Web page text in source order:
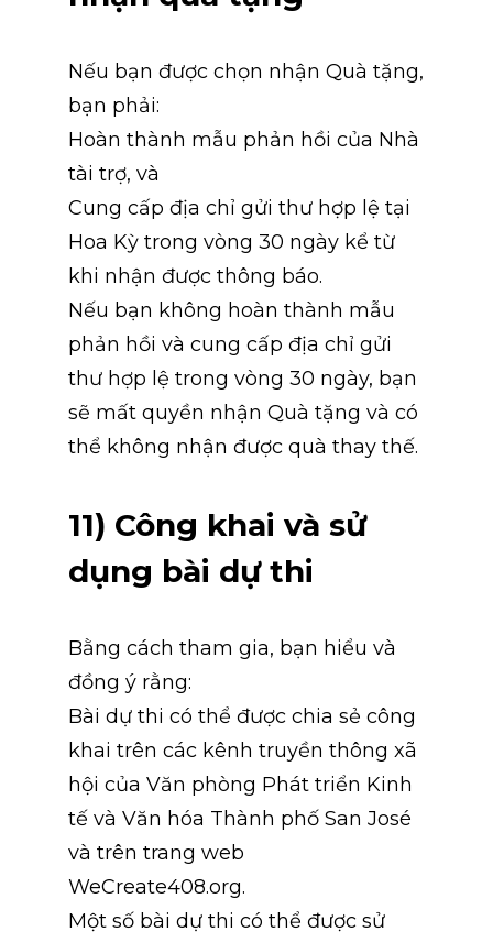
Nếu bạn được chọn nhận Quà tặng,
bạn phải:
Hoàn thành mẫu phản hồi của Nhà
tài trợ, và
Cung cấp địa chỉ gửi thư hợp lệ tại
Hoa Kỳ trong vòng 30 ngày kể từ
khi nhận được thông báo.
Nếu bạn không hoàn thành mẫu
phản hồi và cung cấp địa chỉ gửi
thư hợp lệ trong vòng 30 ngày, bạn
sẽ mất quyền nhận Quà tặng và có
thể không nhận được quà thay thế.
11) Công khai và sử
dụng bài dự thi
Bằng cách tham gia, bạn hiểu và
đồng ý rằng:
Bài dự thi có thể được chia sẻ công
khai trên các kênh truyền thông xã
hội của Văn phòng Phát triển Kinh
tế và Văn hóa Thành phố San José
và trên trang web
WeCreate408.org.
Một số bài dự thi có thể được sử